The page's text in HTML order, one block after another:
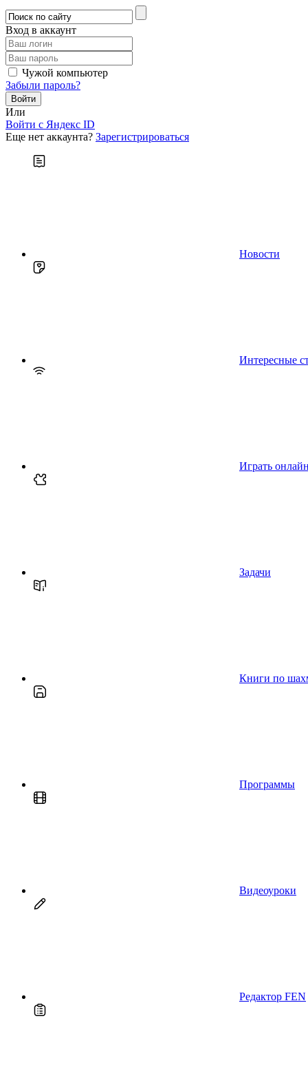
Вход в аккаунт
Чужой компьютер
Забыли пароль?
Или
Войти c Яндекс ID
Еще нет аккаунта? Зарегистрироваться
Новости
Интересные
Играть онлайн
Задачи
Книги по
Программы
Видеоуроки
Редактор FEN